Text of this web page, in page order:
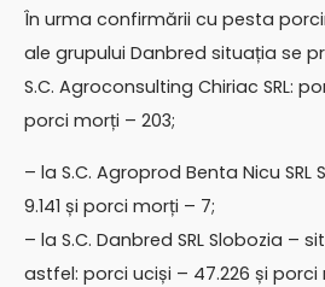
În urma confirmării cu pesta
ale grupului Danbred situația se
S.C. Agroconsulting Chiriac SRL:
porci morți – 203;
– la S.C. Agroprod Benta Nicu
9.141 și porci morți – 7;
– la S.C. Danbred SRL Slobozia –
astfel: porci uciși – 47.226 și porci